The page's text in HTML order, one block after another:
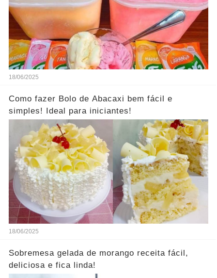
18/06/2025
Como fazer Bolo de Abacaxi bem fácil e
simples! Ideal para iniciantes!
18/06/2025
Sobremesa gelada de morango receita fácil,
deliciosa e fica linda!